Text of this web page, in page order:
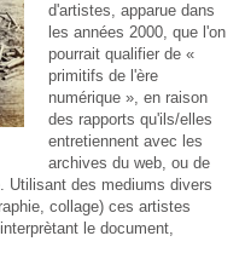
d'artistes, apparue dans
les années 2000, que l'on
pourrait qualifier de «
primitifs de l'ère
numérique », en raison
des rapports qu'ils/elles
entretiennent avec les
archives du web, ou de
Utilisant des mediums divers
collage) ces artistes
le document,